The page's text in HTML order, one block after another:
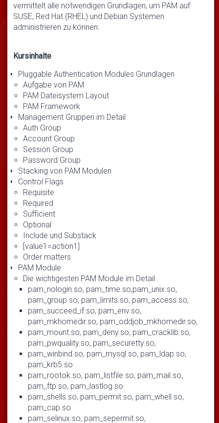
vermittelt alle notwendigen Grundlagen, um PAM auf
SUSE, Red Hat (RHEL) und Debian Systemen
administrieren zu können.
Kursinhalte
Pluggable Authentication Modules Grundlagen
Aufgabe von PAM
PAM Dateisystem Layout
PAM Framework
Management Gruppen im Detail
Auth Group
Account Group
Session Group
Password Group
Stacking von PAM Modulen
Control Flags
Requisite
Required
Sufficient
Optional
Include und Substack
[value1=action1]
Order matters
PAM Module
Die wichtigesten PAM Module im Detail
pam_nologin.so, pam_time.so,pam_unix.so,
pam_group.so, pam_limits.so, pam_access.so,
pam_succeed_if.so, pam_env.so,
pam_mkhomedir.so, pam_oddjob_mkhomedir.so,
pam_mount.so, pam_deny.so, pam_cracklib.so,
pam_pwquality.so, pam_securetty.so,
pam_winbind.so, pam_mysql.so, pam_ldap.so,
pam_krb5.so
pam_rootok.so, pam_listfile.so, pam_mail.so,
pam_ftp.so, pam_lastlog.so
pam_shells.so, pam_permit.so, pam_whell.so,
pam_cap.so
pam_selinux.so, pam_sepermit.so,